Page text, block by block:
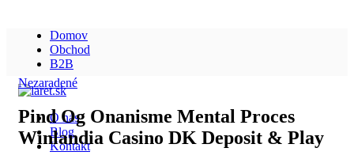
Domov
Obchod
B2B
O nás
Blog
Kontakt
Nezaradené
Pind Og Onanisme Mental Proces
Winlandia Casino DK Deposit & Play